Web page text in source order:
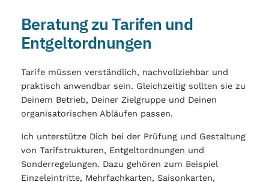
Beratung zu Tarifen und
Entgeltordnungen
Tarife müssen verständlich, nachvollziehbar und
praktisch anwendbar sein. Gleichzeitig sollten sie zu
Deinem Betrieb, Deiner Zielgruppe und Deinen
organisatorischen Abläufen passen.
Ich unterstütze Dich bei der Prüfung und Gestaltung
von Tarifstrukturen, Entgeltordnungen und
Sonderregelungen. Dazu gehören zum Beispiel
Einzeleintritte, Mehrfachkarten, Saisonkarten,